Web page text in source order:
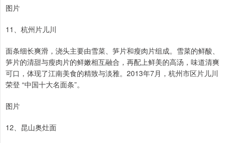
图片
11、杭州片儿川
面条细长爽滑，浇头主要由雪菜、笋片和瘦肉片组成。雪菜的鲜酸、
笋片的清甜与瘦肉片的鲜嫩相互融合，再配上鲜美的高汤，味道清爽
可口，体现了江南美食的精致与淡雅。2013年7月，杭州市区片儿川
荣登 “中国十大名面条”。
图片
12、昆山奥灶面